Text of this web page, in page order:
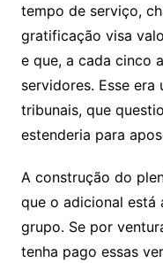
tempo de serviço,
gratificação visa
e que, a cada cinco
servidores. Esse
tribunais, que
estenderia para
A construção do
que o adicional está
grupo. Se por
tenha pago essas